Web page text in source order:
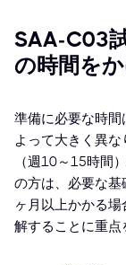
SAA-C03
の時間を
準備に必要な時間
よって大きく異
（週10～15時間
の方は、必要な
ヶ月以上かかる
解することに重点